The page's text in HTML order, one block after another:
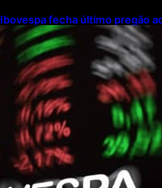
Ibovespa fecha último pregão